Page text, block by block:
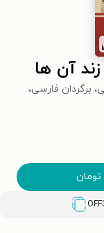
آن‌ ها
برگردان فارسی،
تومان